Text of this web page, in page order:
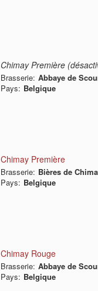
Chimay Première
Brasserie: Abbaye de
Pays: Belgique
Chimay Première
Brasserie: Bières de
Pays: Belgique
Chimay Rouge
Brasserie: Abbaye de
Pays: Belgique